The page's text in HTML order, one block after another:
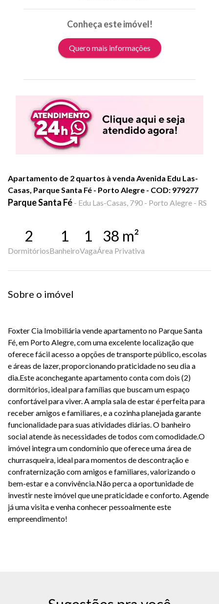
Conheça este imóvel!
Quero mais informações
Apartamento de 2 quartos à venda Avenida Edu Las-
Casas, Parque Santa Fé - Porto Alegre - COD: 979277
Parque Santa Fé - Edu Las-Casas, 790 - Porto Alegre - RS
2
Dormitórios
1
Banheiro
1
Vaga
38 m²
Área Privativa
Sobre o imóvel
Foxter Cia Imobiliária vende apartamento no Parque Santa
Fé, em Porto Alegre, com uma excelente localização que
oferece fácil acesso a opções de transporte público, escolas
e áreas de lazer, proporcionando praticidade no seu dia a
dia.Este aconchegante apartamento conta com dois (2)
dormitórios, ideal para famílias que buscam um espaço
confortável para viver. A ampla sala de estar é perfeita para
receber amigos e familiares, e a cozinha planejada garante
funcionalidade para suas atividades diárias. O banheiro
social atende às necessidades de todos com comodidade.O
imóvel integra um condomínio que oferece uma área de
churrasqueira, ideal para momentos de descontração e
confraternização com amigos e familiares, valorizando o
bem-estar e a convivência.Não perca a oportunidade de
investir neste imóvel que une praticidade e conforto. Agende
já uma visita e venha conhecer pessoalmente este
empreendimento!